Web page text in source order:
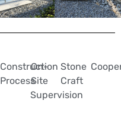
Construction
Process
On-
Site
Supervision
Stone
Craft